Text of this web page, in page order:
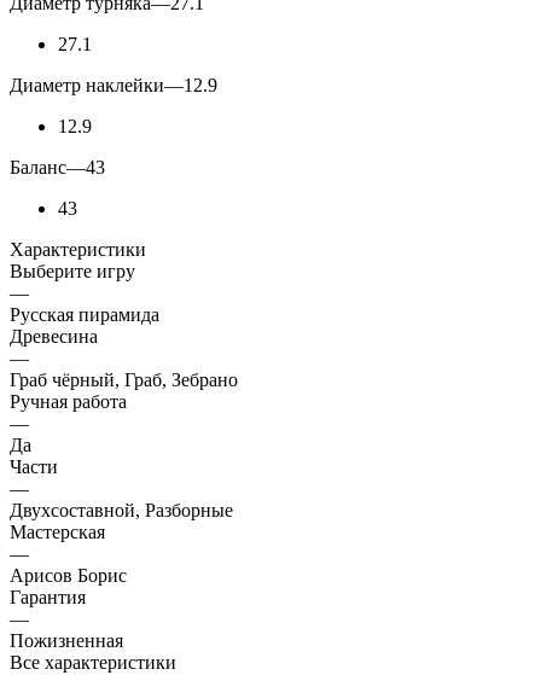
27.1
Диаметр наклейки—12.9
12.9
Баланс—43
43
Характеристики
Выберите игру
—
Русская пирамида
Древесина
—
Граб чёрный, Граб, Зебрано
Ручная работа
—
Да
Части
—
Двухсоставной, Разборные
Мастерская
—
Арисов Борис
Гарантия
—
Пожизненная
Все характеристики